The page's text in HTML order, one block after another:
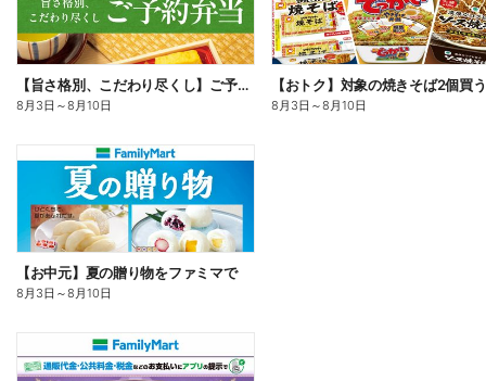
【旨さ格別、こだわり尽くし】ご予約弁当
8月3日 ～8月10日 8月3日 ～8月10日
【お中元】夏の贈り物をファミマで
8月3日 ～8月10日